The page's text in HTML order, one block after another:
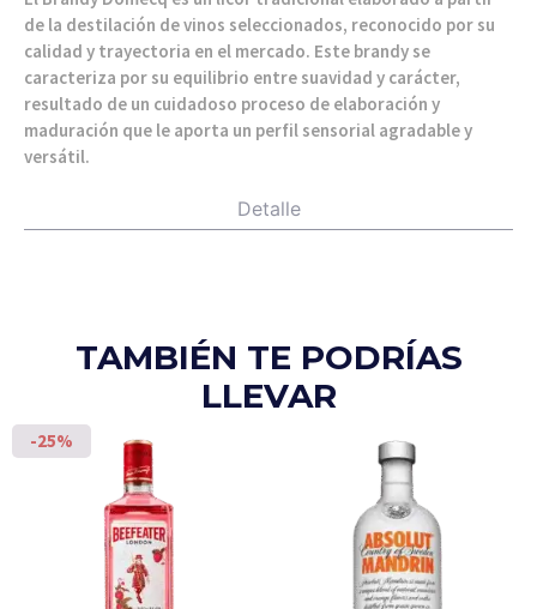
Detalle
de la destilación de vinos seleccionados, reconocido por su
calidad y trayectoria en el mercado. Este brandy se
caracteriza por su equilibrio entre suavidad y carácter,
resultado de un cuidadoso proceso de elaboración y
maduración que le aporta un perfil sensorial agradable y
versátil.
TAMBIÉN TE PODRÍAS
LLEVAR
-25%